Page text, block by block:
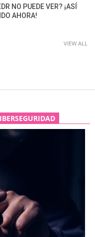
NO PUEDE VER? ¡ASÍ
AHORA!
VIEW ALL